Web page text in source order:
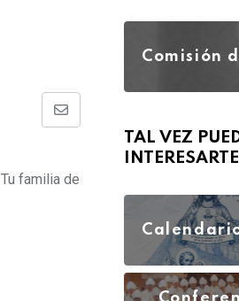
Tu familia de
Comisión
TAL VEZ
INTERESARTE